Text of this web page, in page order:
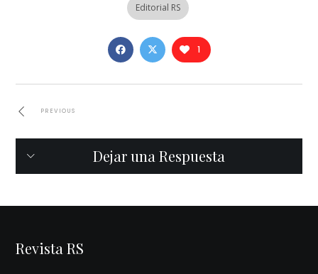
Editorial RS
1
PREVIOUS
Dejar una Respuesta
Revista RS